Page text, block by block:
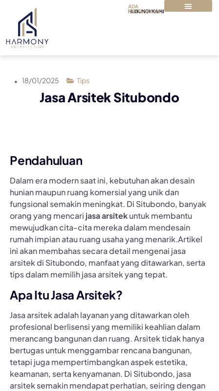
ADA
PERTANYAAN?
HUBUNGI KAMI
18/01/2025 Tips
Jasa Arsitek Situbondo
Pendahuluan
Dalam era modern saat ini, kebutuhan akan desain
hunian maupun ruang komersial yang unik dan
fungsional semakin meningkat. Di Situbondo, banyak
orang yang mencari jasa arsitekuntuk membantu
mewujudkan cita-cita mereka dalam mendesain
rumah impian atau ruang usaha yang menarik.Artikel
ini akan membahas secara detail mengenai jasa
arsitek di Situbondo, manfaat yang ditawarkan, serta
tips dalam memilih jasa arsitek yang tepat.
Apa Itu Jasa Arsitek?
Jasa arsitek adalah layanan yang ditawarkan oleh
profesional berlisensi yang memiliki keahlian dalam
merancang bangunan dan ruang. Arsitek tidak hanya
bertugas untuk menggambar rencana bangunan,
tetapi juga mempertimbangkan aspek estetika,
keamanan, serta kenyamanan. Di Situbondo, jasa
arsitek semakin mendapat perhatian, seiring dengan